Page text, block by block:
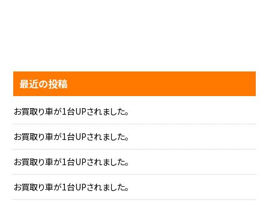
最近の投稿
お買取り車が1台UPされました。
お買取り車が1台UPされました。
お買取り車が1台UPされました。
お買取り車が1台UPされました。